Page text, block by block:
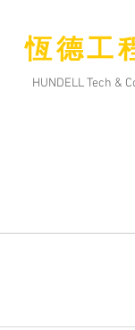
恆德工
HUNDELL Tech &